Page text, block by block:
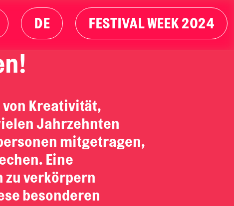
DE FESTIVAL WEEK 2024
Kreativität,
Jahrzehnten
mitgetragen,
Eine
zu verkörpern
besonderen